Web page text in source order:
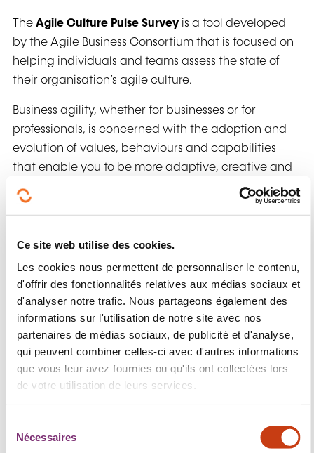
Ce site web utilise des cookies.
Les cookies nous permettent de personnaliser le contenu,
d'offrir des fonctionnalités relatives aux médias sociaux et
d'analyser notre trafic. Nous partageons également des
informations sur l'utilisation de notre site avec nos
partenaires de médias sociaux, de publicité et d'analyse,
qui peuvent combiner celles-ci avec d'autres informations
que vous leur avez fournies ou qu'ils ont collectées lors
de votre utilisation de leurs services.
Nécessaires
The Agile Culture Pulse Survey is a tool developed
by the Agile Business Consortium that is focused on
helping individuals and teams assess the state of
their organisation’s agile culture.
Business agility, whether for businesses or for
professionals, is concerned with the adoption and
evolution of values, behaviours and capabilities
that enable you to be more adaptive, creative and
resilient.
Together with Richard Campbell from the Agile
"How Agile are You?", and give insights into the level
areas in which you might excel and others that
might require some attention.
What you can expect
This is not another “sit-in and listen” webinar. We will
Culture Pulse Survey. Then we will come back to the